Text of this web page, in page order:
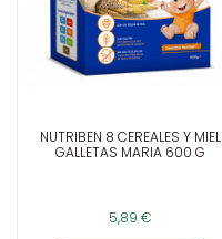
NUTRIBEN 8 CEREALES Y MIEL
GALLETAS MARIA 600 G
5,89 €